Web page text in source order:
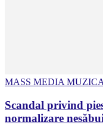
MASS MEDIA
Scandal privind
normalizare